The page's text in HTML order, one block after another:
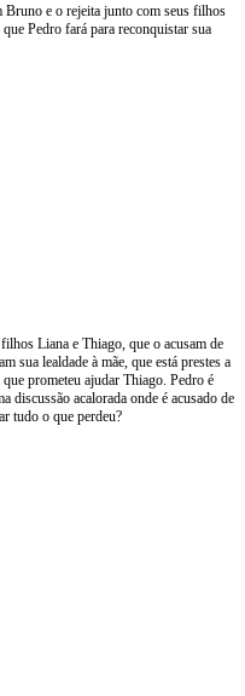
Bruno e o rejeita junto com seus filhos
Pedro fará para reconquistar sua
Liana e Thiago, que o acusam de
sua lealdade à mãe, que está prestes a
prometeu ajudar Thiago. Pedro é
discussão acalorada onde é acusado de
tudo o que perdeu?